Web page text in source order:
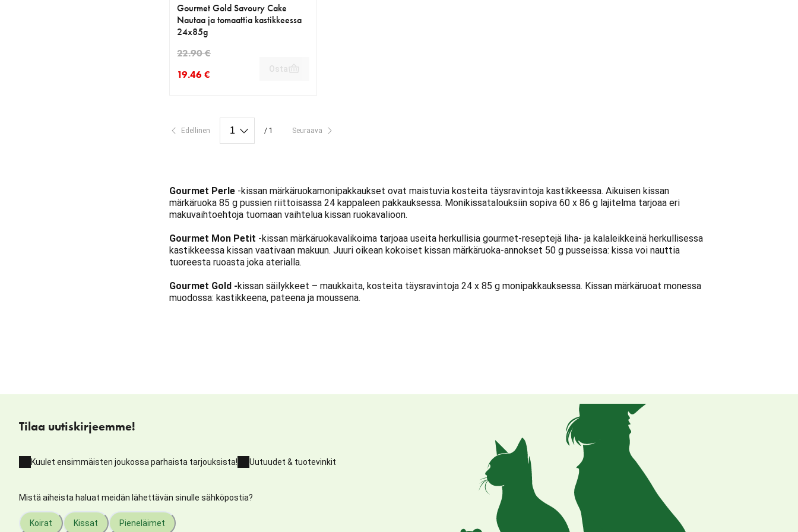
Gourmet Gold Savoury Cake
Nautaa ja tomaattia kastikkeessa
24x85g
19.46 €
22.90 €
Osta
Edellinen / 1 Seuraava
Gourmet Perle -kissan märkäruokamonipakkaukset ovat maistuvia kosteita täysravintoja kastikkeessa. Aikuisen kissan
märkäruoka 85 g pussien riittoisassa 24 kappaleen pakkauksessa. Monikissatalouksiin sopiva 60 x 86 g lajitelma tarjoaa eri
makuvaihtoehtoja tuomaan vaihtelua kissan ruokavalioon.
Gourmet Mon Petit -kissan märkäruokavalikoima tarjoaa useita herkullisia gourmet-reseptejä liha- ja kalaleikkeinä herkullisessa
kastikkeessa kissan vaativaan makuun. Juuri oikean kokoiset kissan märkäruoka-annokset 50 g pusseissa: kissa voi nauttia
tuoreesta ruoasta joka aterialla.
Gourmet Gold -kissan säilykkeet – maukkaita, kosteita täysravintoja 24 x 85 g monipakkauksessa. Kissan märkäruoat monessa
muodossa: kastikkeena, pateena ja moussena.
Tilaa uutiskirjeemme!
Kuulet ensimmäisten joukossa parhaista tarjouksista! Uutuudet & tuotevinkit
Mistä aiheista haluat meidän lähettävän sinulle sähköpostia?
Koirat Kissat Pieneläimet